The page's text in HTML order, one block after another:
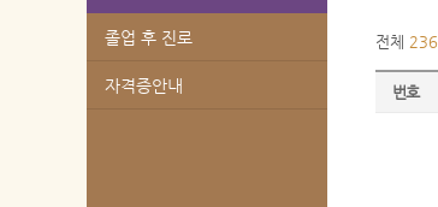
졸업 후 진로
자격증안내
전체 236
번호